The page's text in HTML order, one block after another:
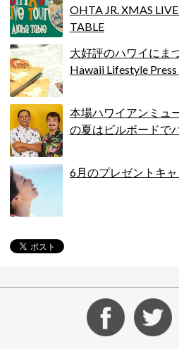
OHTA JR. XMAS
TABLE
大好評のハワイにま
Hawaii Lifestyle
本場ハワイアンミュ
の夏はビルボードで
6月のプレゼントキャ